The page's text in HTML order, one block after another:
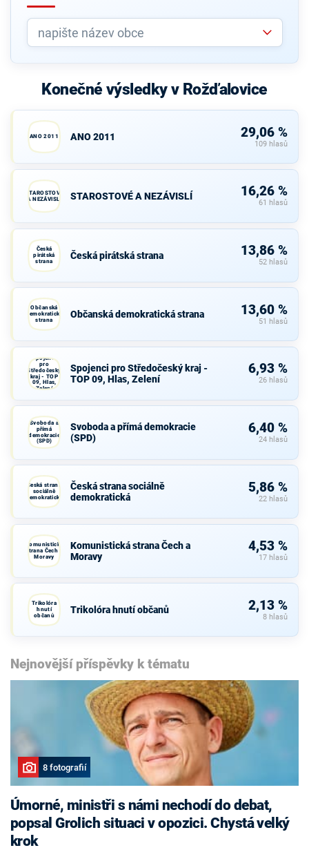
Konečné výsledky v Rožďalovice
ANO 2011 ANO 2011 29,06 %
109 hlasů
STAROSTOVÉ
A NEZÁVISLÍ
STAROSTOVÉ A NEZÁVISLÍ 16,26 %
61 hlasů
Česká
pirátská
strana
Česká pirátská strana 13,86 %
52 hlasů
Občanská
demokratická
strana
Občanská demokratická strana 13,60 %
51 hlasů
Spojenci
pro
Středočeský
kraj - TOP
09, Hlas,
Zelení
Spojenci pro Středočeský kraj -
TOP 09, Hlas, Zelení
6,93 %
26 hlasů
Svoboda a
přímá
demokracie
(SPD)
Svoboda a přímá demokracie
(SPD)
6,40 %
24 hlasů
Česká strana
sociálně
demokratická
Česká strana sociálně
demokratická
5,86 %
22 hlasů
Komunistická
strana Čech a
Moravy
Komunistická strana Čech a
Moravy
4,53 %
17 hlasů
Trikolóra
hnutí
občanů
Trikolóra hnutí občanů 2,13 %
8 hlasů
Nejnovější příspěvky k tématu
8 fotografií
Úmorné, ministři s námi nechodí do debat,
popsal Grolich situaci v opozici. Chystá velký
krok